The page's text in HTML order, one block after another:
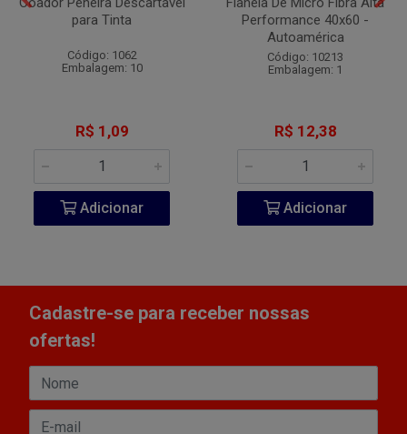
para Tinta
Código: 1062
Embalagem: 10
R$ 1,09
Adicionar
Performance 40x60 -
Autoamérica
Código: 10213
Embalagem: 1
R$ 12,38
Adicionar
Cadastre-se para receber nossas
ofertas!